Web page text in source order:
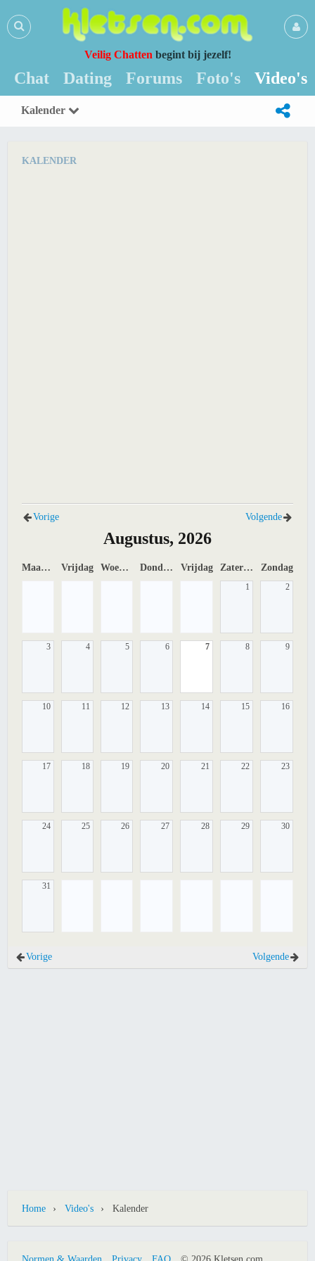
Veilig Chatten begint bij jezelf!
Chat Dating Forums Foto's Video's
Kalender
KALENDER
Vorige Volgende
Augustus, 2026
Maandag Vrijdag Woensdag Donderdag Vrijdag Zaterdag Zondag
1 2
3 4 5 6 7 8 9
10 11 12 13 14 15 16
17 18 19 20 21 22 23
24 25 26 27 28 29 30
31
Vorige Volgende
Home › Video's › Kalender